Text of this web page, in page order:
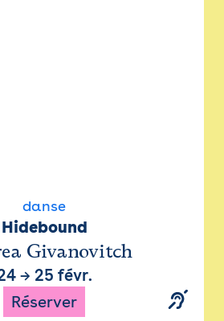
danse
Hidebound
Givanovitch
→ 25 févr.
Réserver